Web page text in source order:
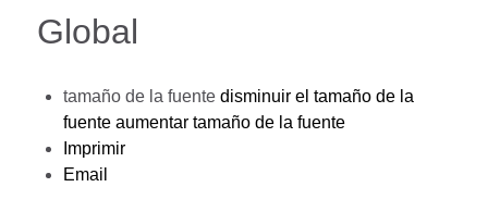
Global
tamaño de la fuente disminuir el tamaño de la
fuente aumentar tamaño de la fuente
Imprimir
Email